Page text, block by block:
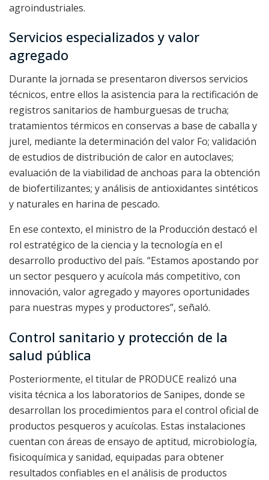
agroindustriales.
Servicios especializados y valor
agregado
Durante la jornada se presentaron diversos servicios
técnicos, entre ellos la asistencia para la rectificación de
registros sanitarios de hamburguesas de trucha;
tratamientos térmicos en conservas a base de caballa y
jurel, mediante la determinación del valor Fo; validación
de estudios de distribución de calor en autoclaves;
evaluación de la viabilidad de anchoas para la obtención
de biofertilizantes; y análisis de antioxidantes sintéticos
y naturales en harina de pescado.
En ese contexto, el ministro de la Producción destacó el
rol estratégico de la ciencia y la tecnología en el
desarrollo productivo del país. “Estamos apostando por
un sector pesquero y acuícola más competitivo, con
innovación, valor agregado y mayores oportunidades
para nuestras mypes y productores”, señaló.
Control sanitario y protección de la
salud pública
Posteriormente, el titular de PRODUCE realizó una
visita técnica a los laboratorios de Sanipes, donde se
desarrollan los procedimientos para el control oficial de
productos pesqueros y acuícolas. Estas instalaciones
cuentan con áreas de ensayo de aptitud, microbiología,
fisicoquímica y sanidad, equipadas para obtener
resultados confiables en el análisis de productos